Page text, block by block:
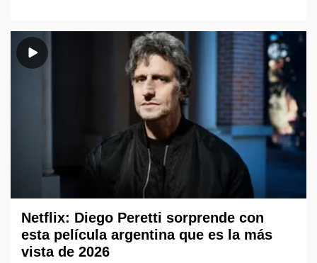
Netflix: Diego Peretti sorprende con
esta película argentina que es la más
vista de 2026